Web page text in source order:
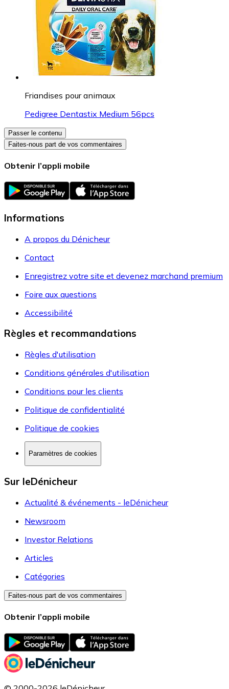
Friandises pour animaux
Pedigree Dentastix Medium 56pcs
Passer le contenu
Faites-nous part de vos commentaires
Obtenir l’appli mobile
Informations
A propos du Dénicheur
Contact
Enregistrez votre site et devenez marchand premium
Foire aux questions
Accessibilité
Règles et recommandations
Règles d'utilisation
Conditions générales d'utilisation
Conditions pour les clients
Politique de confidentialité
Politique de cookies
Paramètres de cookies
Sur leDénicheur
Actualité & événements - leDénicheur
Newsroom
Investor Relations
Articles
Catégories
Faites-nous part de vos commentaires
Obtenir l’appli mobile